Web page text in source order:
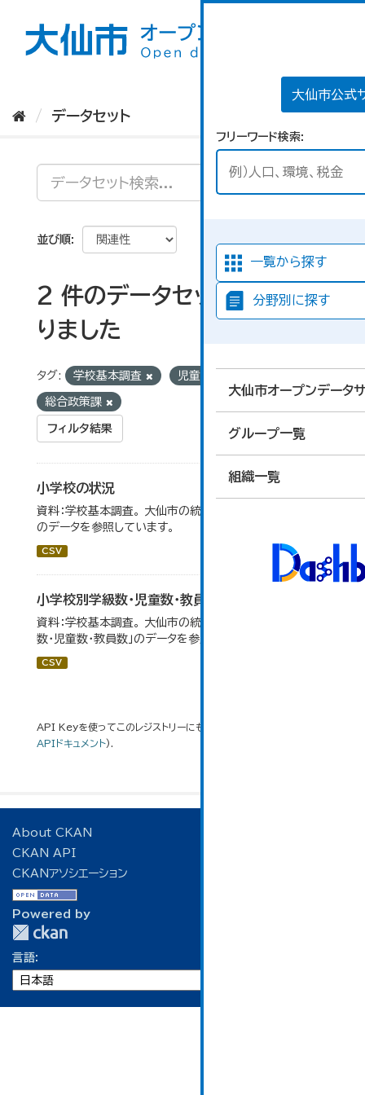
大仙市公式
フリーワード検索
一覧から探す
分野別に探す
大仙市オープンデータ
グループ一覧
組織一覧
データセット
並び順
2 件のデータセットが見つか
りました
タグ: 学校基本調査 児童数
総合政策課
フィルタ結果
小学校の状況
資料：学校基本調査。 大仙市の統計「14-3 小学校の状況」
のデータを参照しています。
CSV
小学校別学級数・児童数・教員数
資料：学校基本調査。 大仙市の統計「14-4 小学校別学級
数・児童数・教員数」のデータを参照しています。
CSV
API Keyを使ってこのレジストリーにもアクセス可能です
APIドキュメント).
About CKAN
CKAN API
CKANアソシエーション
Powered by
言語